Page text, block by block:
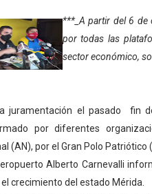
el Plan Cultura
inició tradicional plan
y formación
"Rápidos de Zea" brilló
estudiantes celebraron su
***_A partir del 6 de
por todas las
sector económico,
juramentación el pasado fin
por diferentes
(AN), por el Gran Polo
Alberto Carnevalli
crecimiento del estado Mérida.